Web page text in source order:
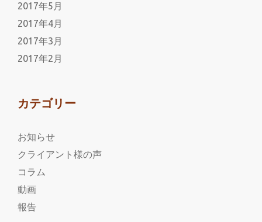
2017年5月
2017年4月
2017年3月
2017年2月
カテゴリー
お知らせ
クライアント様の声
コラム
動画
報告